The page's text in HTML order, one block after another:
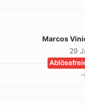
Marcos
29